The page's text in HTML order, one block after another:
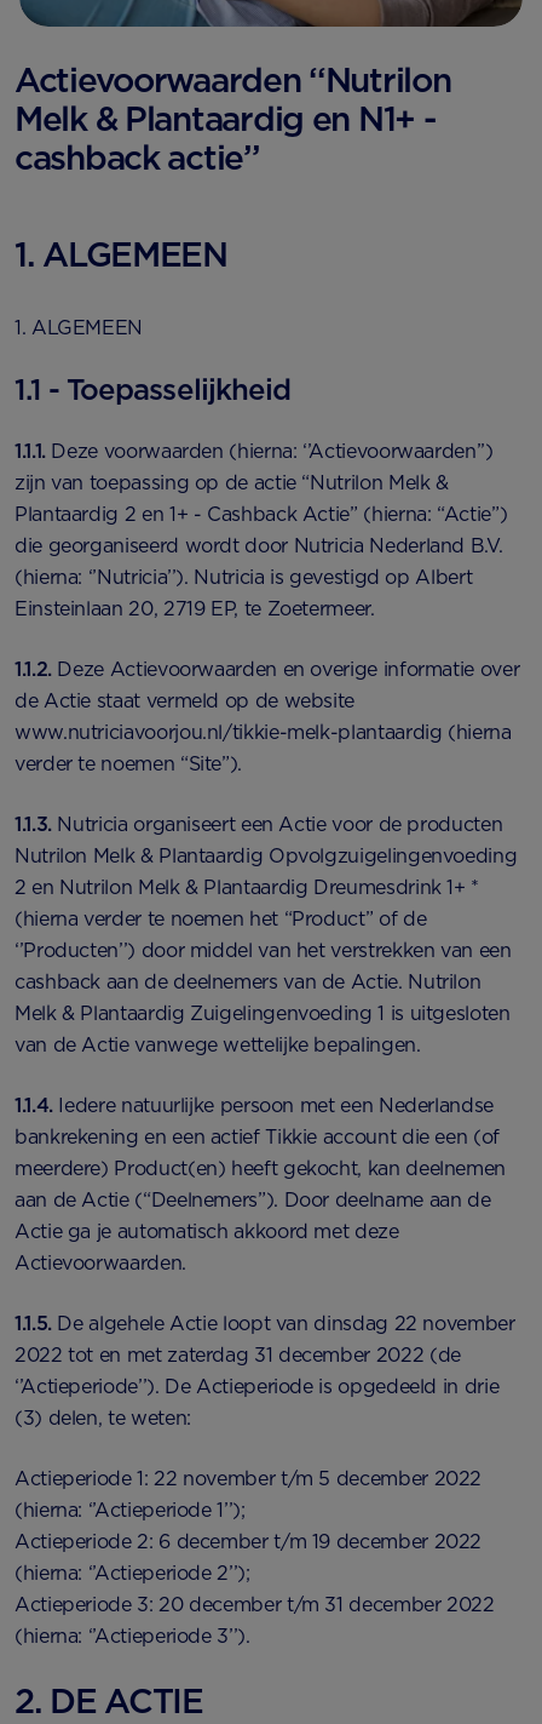
Actievoorwaarden ‘‘Nutrilon
Melk & Plantaardig en N1+ -
cashback actie’’
1. ALGEMEEN
1. ALGEMEEN
1.1 - Toepasselijkheid
1.1.1. Deze voorwaarden (hierna: ‘’Actievoorwaarden’’)
zijn van toepassing op de actie “Nutrilon Melk &
Plantaardig 2 en 1+ - Cashback Actie” (hierna: “Actie”)
die georganiseerd wordt door Nutricia Nederland B.V.
(hierna: ‘’Nutricia’’). Nutricia is gevestigd op Albert
Einsteinlaan 20, 2719 EP, te Zoetermeer.
1.1.2. Deze Actievoorwaarden en overige informatie over
de Actie staat vermeld op de website
www.nutriciavoorjou.nl/tikkie-melk-plantaardig (hierna
verder te noemen “Site”).
1.1.3. Nutricia organiseert een Actie voor de producten
Nutrilon Melk & Plantaardig Opvolgzuigelingenvoeding
2 en Nutrilon Melk & Plantaardig Dreumesdrink 1+ *
(hierna verder te noemen het “Product” of de
‘’Producten’’) door middel van het verstrekken van een
cashback aan de deelnemers van de Actie. Nutrilon
Melk & Plantaardig Zuigelingenvoeding 1 is uitgesloten
van de Actie vanwege wettelijke bepalingen.
1.1.4. Iedere natuurlijke persoon met een Nederlandse
bankrekening en een actief Tikkie account die een (of
meerdere) Product(en) heeft gekocht, kan deelnemen
aan de Actie (“Deelnemers”). Door deelname aan de
Actie ga je automatisch akkoord met deze
Actievoorwaarden.
1.1.5. De algehele Actie loopt van dinsdag 22 november
2022 tot en met zaterdag 31 december 2022 (de
‘’Actieperiode’’). De Actieperiode is opgedeeld in drie
(3) delen, te weten:
Actieperiode 1: 22 november t/m 5 december 2022
(hierna: ‘’Actieperiode 1’’);
Actieperiode 2: 6 december t/m 19 december 2022
(hierna: ‘’Actieperiode 2’’);
Actieperiode 3: 20 december t/m 31 december 2022
(hierna: ‘’Actieperiode 3’’).
2. DE ACTIE